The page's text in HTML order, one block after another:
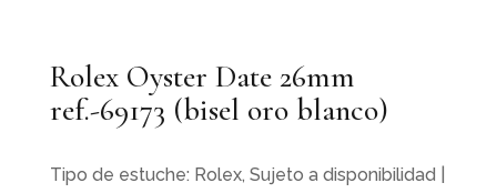
Rolex Oyster Date 26mm
ref.-69173 (bisel oro blanco)
Tipo de estuche: Rolex, Sujeto a disponibilidad |